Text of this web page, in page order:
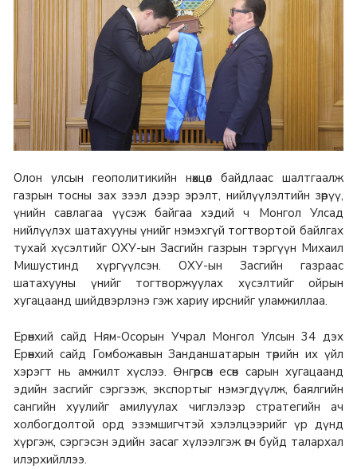
Олон улсын геополитикийн нөхцөл байдлаас шалтгаалж
газрын тосны зах зээл дээр эрэлт, нийлүүлэлтийн зөрүү,
үнийн савлагаа үүсэж байгаа хэдий ч Монгол Улсад
нийлүүлэх шатахууны үнийг нэмэхгүй тогтвортой байлгах
тухай хүсэлтийг ОХУ-ын Засгийн газрын тэргүүн Михаил
Мишустинд хүргүүлсэн. ОХУ-ын Засгийн газраас
шатахууны үнийг тогтворжуулах хүсэлтийг ойрын
хугацаанд шийдвэрлэнэ гэж хариу ирснийг уламжиллаа.
Ерөнхий сайд Ням-Осорын Учрал Монгол Улсын 34 дэх
Ерөнхий сайд Гомбожавын Занданшатарын төрийн их үйл
хэрэгт нь амжилт хүслээ. Өнгөрсөн есөн сарын хугацаанд
эдийн засгийг сэргээж, экспортыг нэмэгдүүлж, баялгийн
сангийн хуулийг амилуулах чиглэлээр стратегийн ач
холбогдолтой орд эзэмшигчтэй хэлэлцээрийг үр дүнд
хүргэж, сэргэсэн эдийн засаг хүлээлгэж өгч буйд талархал
илэрхийллээ.